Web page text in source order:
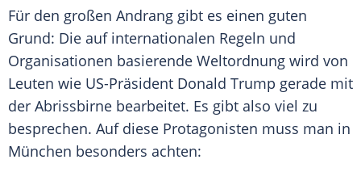
Für den großen Andrang gibt es einen guten
Grund: Die auf internationalen Regeln und
Organisationen basierende Weltordnung wird von
Leuten wie US-Präsident Donald Trump gerade mit
der Abrissbirne bearbeitet. Es gibt also viel zu
besprechen. Auf diese Protagonisten muss man in
München besonders achten: